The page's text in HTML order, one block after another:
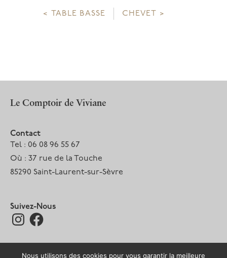
NavigationTABLE BASSE CHEVET
Le Comptoir de Viviane
Contact
Tel : 06 08 96 55 67
Où : 37 rue de la Touche
85290 Saint-Laurent-sur-Sèvre
Suivez-Nous
InstagramFacebook
Nous utilisons des cookies pour vous garantir la meilleure